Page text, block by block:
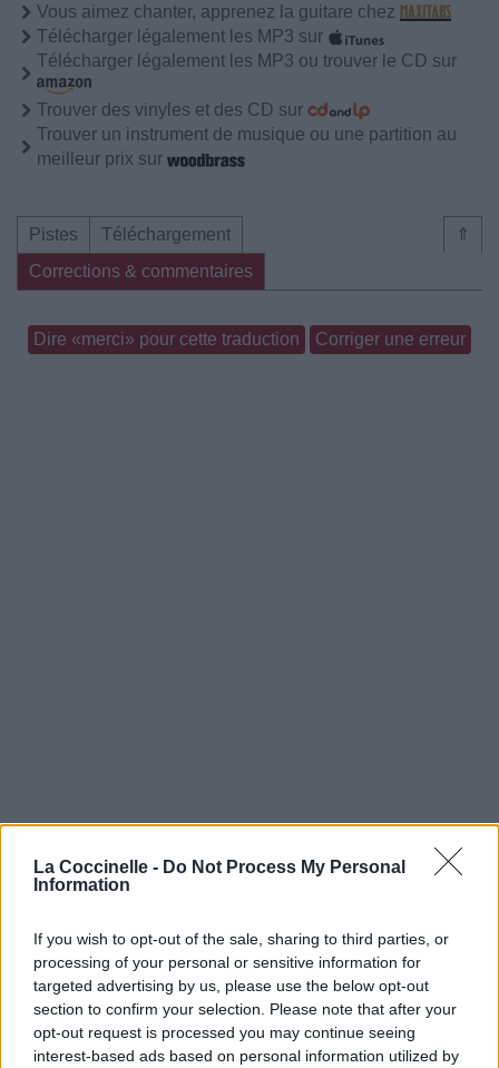
La Coccinelle - Do Not Process My Personal
Information
If you wish to opt-out of the sale, sharing to third parties, or
processing of your personal or sensitive information for
targeted advertising by us, please use the below opt-out
section to confirm your selection. Please note that after your
opt-out request is processed you may continue seeing
interest-based ads based on personal information utilized by
Vous aimez chanter, apprenez la guitare chez
Télécharger légalement les MP3 sur
Télécharger légalement les MP3 ou trouver le CD sur
Trouver des vinyles et des CD sur
Trouver un instrument de musique ou une partition au
meilleur prix sur
⇑
Pistes
Téléchargement
Corrections & commentaires
Dire «merci» pour cette traduction Corriger une erreur